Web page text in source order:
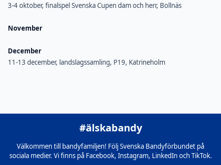
3-4 oktober, finalspel Svenska Cupen dam och herr, Bollnäs
November
December
11-13 december, landslagssamling, P19, Katrineholm
#älskabandy
Välkommen till bandyfamiljen! Följ Svenska Bandyförbundet på
sociala medier. Vi finns på Facebook, Instagram, LinkedIn och TikTok.